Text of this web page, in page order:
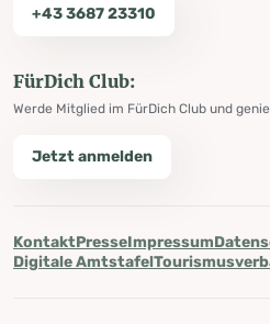
+43 3687 23310
FürDich Club:
Werde Mitglied im FürDich Club und
Jetzt anmelden
KontaktPresseImpressum
Digitale Amtstafel